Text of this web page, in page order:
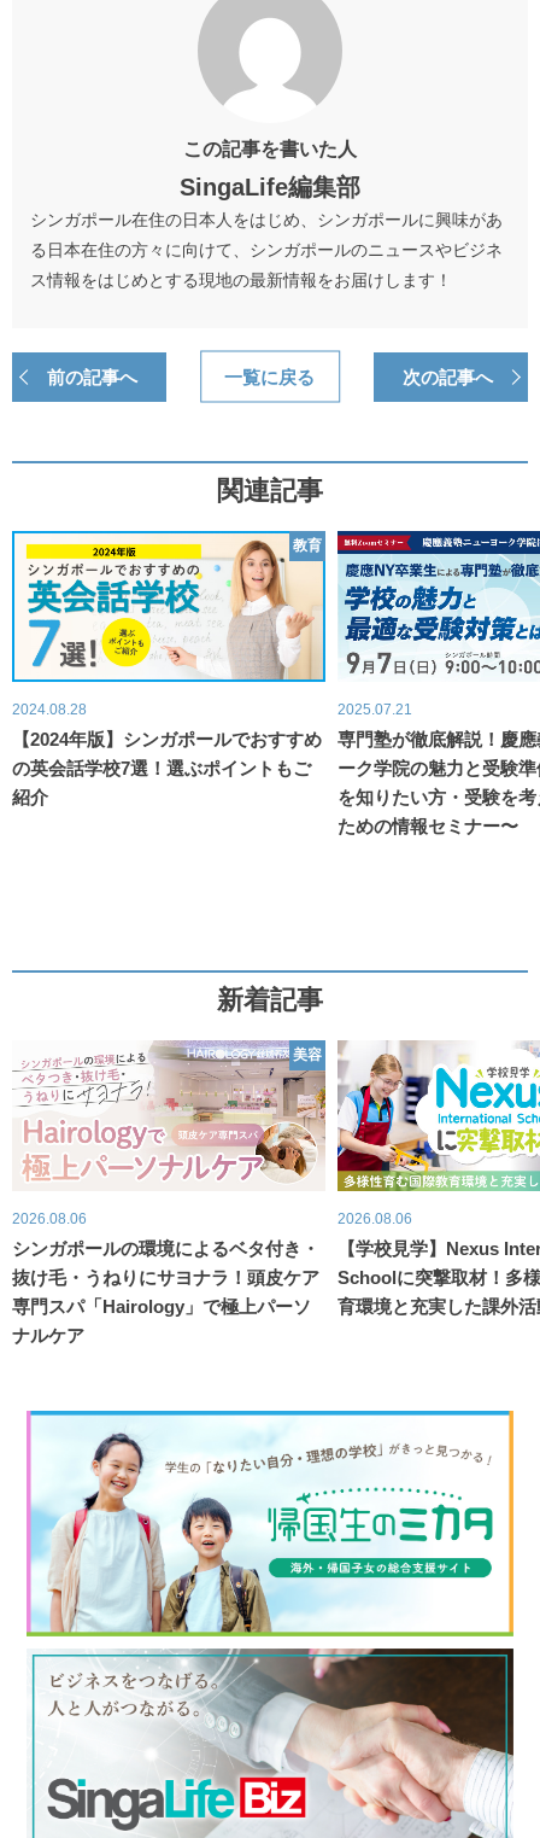
この記事を書いた人
SingaLife編集部
シンガポール在住の日本人をはじめ、シンガポールに興味があ
る日本在住の方々に向けて、シンガポールのニュースやビジネ
ス情報をはじめとする現地の最新情報をお届けします！
前の記事へ 次の記事へ
一覧に戻る
関連記事
教育
2024.08.28
【2024年版】シンガポールでおすすめ
の英会話学校7選！選ぶポイントもご
紹介
2025.07.21
専門塾が徹底解説！慶
ーク学院の魅力と受験
を知りたい方・受験を
ための情報セミナー〜
新着記事
美容
2026.08.06
シンガポールの環境によるベタ付き・
抜け毛・うねりにサヨナラ！頭皮ケア
専門スパ「Hairology」で極上パーソ
ナルケア
2026.08.06
【学校見学】Nexus
Schoolに突撃取材！多
育環境と充実した課外